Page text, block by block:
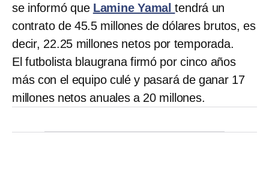
se informó que Lamine Yamal tendrá un
contrato de 45.5 millones de dólares brutos, es
decir, 22.25 millones netos por temporada.
El futbolista blaugrana firmó por cinco años
más con el equipo culé y pasará de ganar 17
millones netos anuales a 20 millones.